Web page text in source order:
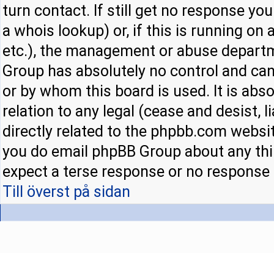
turn contact. If still get no response
a whois lookup) or, if this is running on
etc.), the management or abuse
Group has absolutely no control and
or by whom this board is used. It is
relation to any legal (cease and desist,
directly related to the phpbb.com
you do email phpBB Group about any
expect a terse response or no response
Till överst på sidan